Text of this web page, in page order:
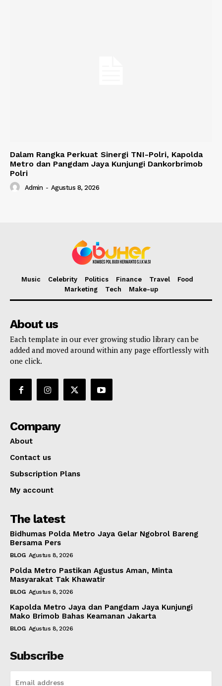
Dalam Rangka Perkuat Sinergi TNI-Polri, Kapolda
Metro dan Pangdam Jaya Kunjungi Dankorbrimob
Polri
Admin - Agustus 8, 2026
Music Celebrity Politics Finance Travel
Food
Marketing
Tech Make-up
About us
Each template in our ever growing studio library can be
added and moved around within any page effortlessly with
one click.
Company
About
Contact us
Subscription Plans
My account
The latest
Bidhumas Polda Metro Jaya Gelar Ngobrol Bareng
Bersama Pers
BLOG Agustus 8, 2026
Polda Metro Pastikan Agustus Aman, Minta
Masyarakat Tak Khawatir
BLOG Agustus 8, 2026
Kapolda Metro Jaya dan Pangdam Jaya Kunjungi
Mako Brimob Bahas Keamanan Jakarta
BLOG Agustus 8, 2026
Subscribe